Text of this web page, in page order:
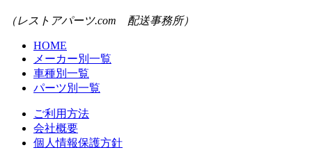
（レストアパーツ.com 配送事務所）
HOME
メーカー別一覧
車種別一覧
パーツ別一覧
ご利用方法
会社概要
個人情報保護方針